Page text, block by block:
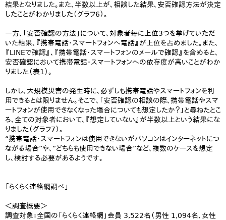
結果となりました。また、半数以上が、相談した結果、安否確認方法が決定
したことがわかりました（グラフ6）。
一方、「安否確認の方法」について、対象者毎に上位3つを挙げていただ
いた結果、『携帯電話・スマートフォンへ電話』が上位を占めました。また、
『LINEで確認』、『携帯電話・スマートフォンのメールで確認』を含めると、
安否確認において携帯電話・スマートフォンへの依存度が高いことがわか
りました（表1）。
しかし、大規模災害の発生時に、必ずしも携帯電話やスマートフォンを利
用できるとは限りません。そこで、「安否確認の相談の際、携帯電話やスマ
ートフォンが使用できなくなった場合についても想定したか？」と尋ねたとこ
ろ、全ての対象者において、『想定していない』が半数以上という結果にな
りました（グラフ7）。
“携帯電話・スマートフォンは使用できないがパソコンはインターネットにつ
ながる場合”や、“どちらも使用できない場合”など、複数のケースを想定
し、検討する必要があるようです。
「らくらく連絡網調べ」
＜調査概要＞
調査対象：全国の「らくらく連絡網」会員 3,522名（男性 1,094名、女性